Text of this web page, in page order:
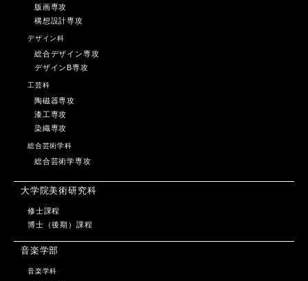
版画専攻
構想設計専攻
デザイン科
総合デザイン専攻
デザインB専攻
工芸科
陶磁器専攻
漆工専攻
染織専攻
総合芸術学科
総合芸術学専攻
大学院美術研究科
修士課程
博士（後期）課程
音楽学部
音楽学科